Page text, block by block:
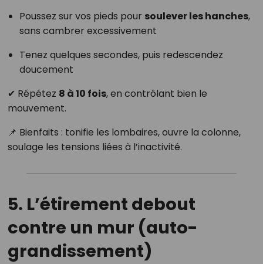
Poussez sur vos pieds pour soulever les hanches,
sans cambrer excessivement
Tenez quelques secondes, puis redescendez
doucement
✔ Répétez 8 à 10 fois, en contrôlant bien le
mouvement.
📌 Bienfaits : tonifie les lombaires, ouvre la colonne,
soulage les tensions liées à l’inactivité.
5. L’étirement debout
contre un mur (auto-
grandissement)